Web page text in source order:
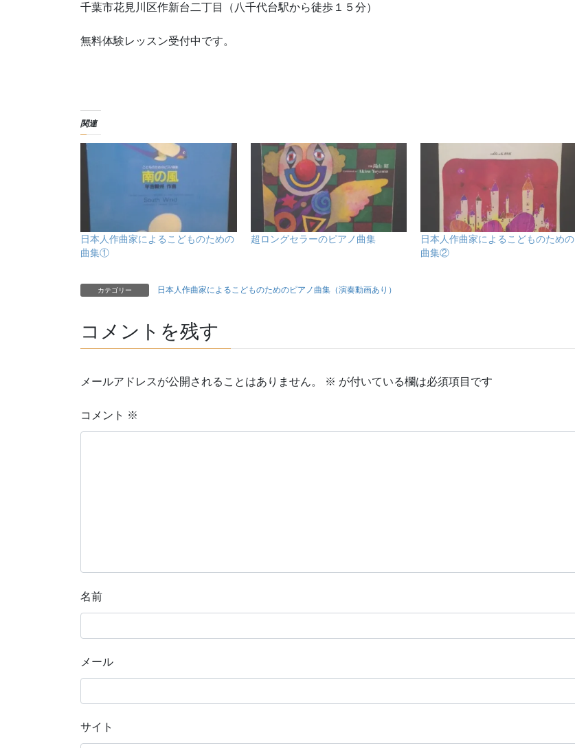
千葉市花見川区作新台二丁目（八千代台駅から徒歩１５分）
無料体験レッスン受付中です。
関連
日本人作曲家によるこどものための
曲集①
超ロングセラーのピアノ曲集
日本人作曲家によるこどものための
曲集②
カテゴリー 日本人作曲家によるこどものためのピアノ曲集（演奏動画あり）
コメントを残す
メールアドレスが公開されることはありません。 ※ が付いている欄は必須項目です
コメント ※
名前
メール
サイト